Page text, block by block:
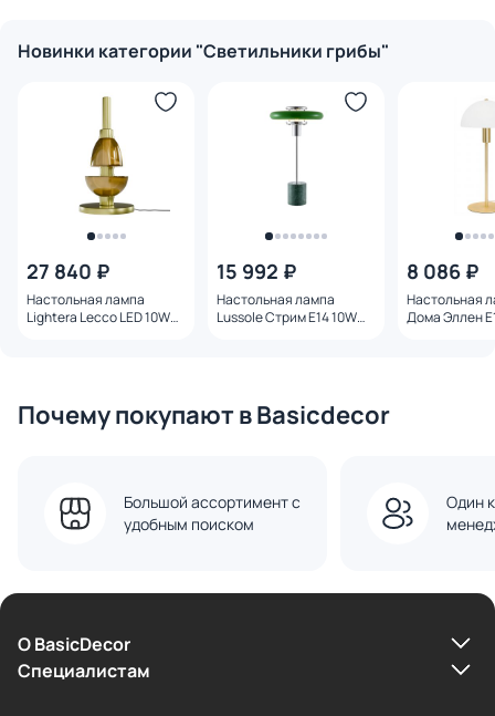
Новинки категории "Светильники грибы"
27 840 ₽
Настольная лампа
Lightera Lecco LED 10W
15 992 ₽
Настольная лампа
Lussole Стрим E14 10W
8 086 ₽
Настольная
Дома Эллен
Почему покупают в Basicdecor
Большой ассортимент с
удобным поиском
Один
О BasicDecor
Cпециалистам